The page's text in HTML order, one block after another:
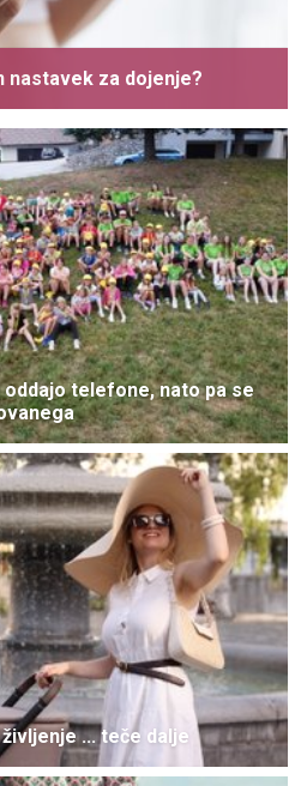
nastavek za dojenje?
telefone, nato pa se
... teče dalje